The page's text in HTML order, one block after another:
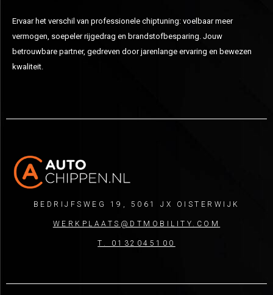
Ervaar het verschil van professionele chiptuning: voelbaar meer
vermogen, soepeler rijgedrag en brandstofbesparing. Jouw
betrouwbare partner, gedreven door jarenlange ervaring en bewezen
kwaliteit.
BEDRIJFSWEG 19, 5061 JX OISTERWIJK
WERKPLAATS@DTMOBILITY.COM
T. 0132045100